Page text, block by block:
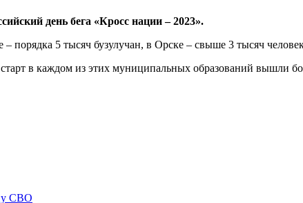
день бега «Кросс нации – 2023».
порядка 5 тысяч бузулучан, в Орске – свыше 3 тысяч
в каждом из этих муниципальных образований вышли
СВО